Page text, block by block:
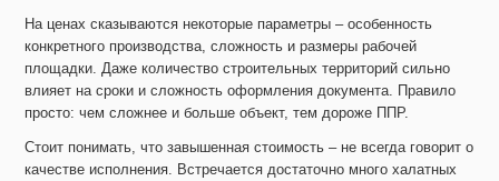
На ценах сказываются некоторые параметры – особенность
конкретного производства, сложность и размеры рабочей
площадки. Даже количество строительных территорий сильно
влияет на сроки и сложность оформления документа. Правило
просто: чем сложнее и больше объект, тем дороже ППР.
Стоит понимать, что завышенная стоимость – не всегда говорит о
качестве исполнения. Встречается достаточно много халатных